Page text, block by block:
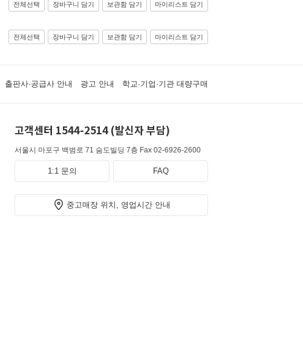
전체선택 장바구니 담기 보관함 담기 마이리스트 담기
전체선택 장바구니 담기 보관함 담기 마이리스트 담기
출판사·공급사 안내 광고 안내 학교·기업·기관 대량구매
고객센터 1544-2514 (발신자 부담)
서울시 마포구 백범로 71 숨도빌딩 7층 Fax 02-6926-2600
1:1 문의 FAQ
중고매장 위치, 영업시간 안내